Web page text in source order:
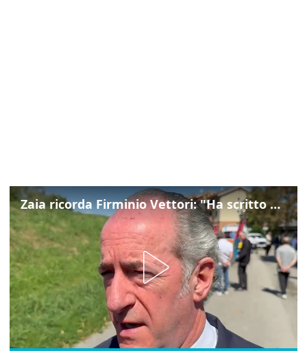
Zaia ricorda Firminio Vettori: "Ha scritto pagine di storia del nostro territorio"